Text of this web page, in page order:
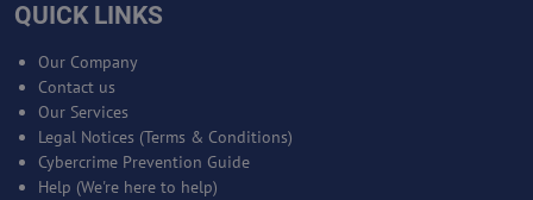
QUICK LINKS
Our Company
Contact us
Our Services
Legal Notices (Terms & Conditions)
Cybercrime Prevention Guide
Help (We're here to help)